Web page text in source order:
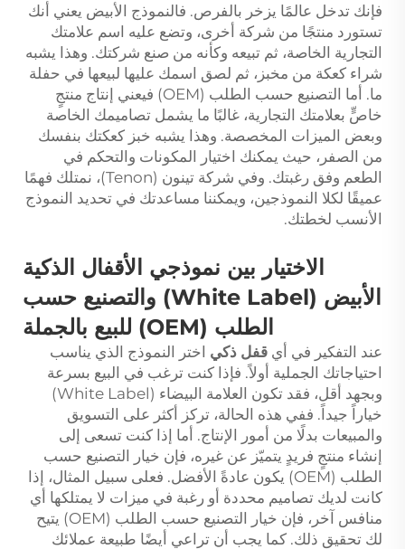
فإنك تدخل عالمًا يزخر بالفرص. فالنموذج الأبيض يعني أنك
تستورد منتجًا من شركة أخرى، وتضع عليه اسم علامتك
التجارية الخاصة، ثم تبيعه وكأنه من صنع شركتك. وهذا يشبه
شراء كعكة من مخبز، ثم لصق اسمك عليها لبيعها في حفلة
ما. أما التصنيع حسب الطلب (OEM) فيعني إنتاج منتجٍ
خاصٍّ بعلامتك التجارية، غالبًا ما يشمل تصاميمك الخاصة
وبعض الميزات المخصصة. وهذا يشبه خبز كعكتك بنفسك
من الصفر، حيث يمكنك اختيار المكونات والتحكم في
الطعم وفق رغبتك. وفي شركة تينون (Tenon)، نمتلك فهمًا
عميقًا لكلا النموذجين، ويمكننا مساعدتك في تحديد النموذج
الأنسب لخطتك.
الاختيار بين نموذجي الأقفال الذكية
الأبيض (White Label) والتصنيع حسب
الطلب (OEM) للبيع بالجملة
عند التفكير في أي قفل ذكي اختر النموذج الذي يناسب
احتياجاتك الجملية أولاً. فإذا كنت ترغب في البيع بسرعة
وبجهد أقل، فقد تكون العلامة البيضاء (White Label)
خياراً جيداً. ففي هذه الحالة، تركز أكثر على التسويق
والمبيعات بدلًا من أمور الإنتاج. أما إذا كنت تسعى إلى
إنشاء منتجٍ فريدٍ يتميّز عن غيره، فإن خيار التصنيع حسب
الطلب (OEM) يكون عادةً الأفضل. فعلى سبيل المثال، إذا
كانت لديك تصاميم محددة أو رغبة في ميزات لا يمتلكها أي
منافس آخر، فإن خيار التصنيع حسب الطلب (OEM) يتيح
لك تحقيق ذلك. كما يجب أن تراعي أيضًا طبيعة عملائك